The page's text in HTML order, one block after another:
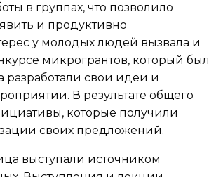
в группах, что позволило
и продуктивно
у молодых людей вызвала и
микрогрантов, который был
разработали свои идеи и
В результате общего
которые получили
своих предложений.
выступали источником